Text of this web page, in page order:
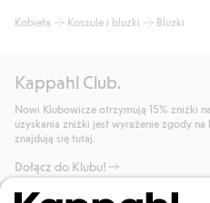
Kobieta Koszule i bluzki Bluzki
Kappahl Club.
Nowi Klubowicze otrzymują 15% zniżki
uzyskania zniżki jest wyrażenie zgody na
znajdują się tutaj.
Dołącz do Klubu!